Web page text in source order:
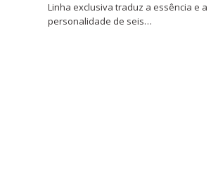
Linha exclusiva traduz a essência e a
personalidade de seis…